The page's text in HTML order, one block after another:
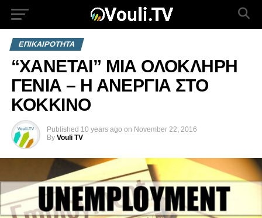
ΕΠΙΚΑΙΡΟΤΗΤΑ
“ΧΑΝΕΤΑΙ” ΜΙΑ ΟΛΟΚΛΗΡΗ
ΓΕΝΙΑ – Η ΑΝΕΡΓΙΑ ΣΤΟ
ΚΟΚΚΙΝΟ
Published 10 years ago on November 22, 2016
By Vouli TV